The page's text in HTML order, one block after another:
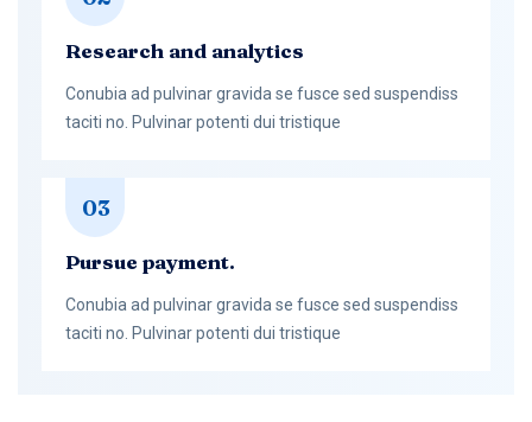
Research and analytics
Conubia ad pulvinar gravida se fusce sed suspendiss
taciti no. Pulvinar potenti dui tristique
03
Pursue payment.
Conubia ad pulvinar gravida se fusce sed suspendiss
taciti no. Pulvinar potenti dui tristique